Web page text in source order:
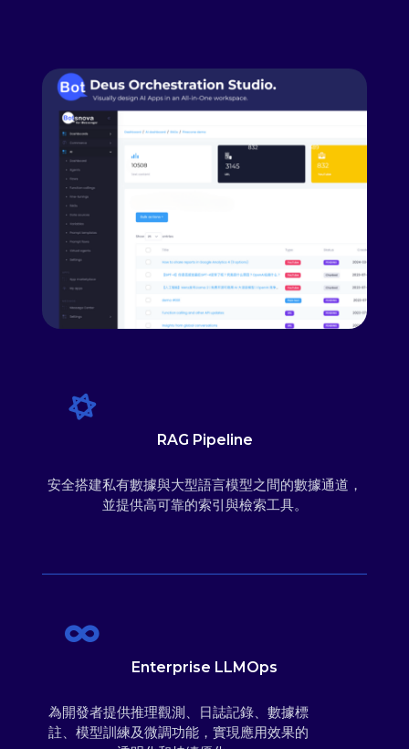
RAG Pipeline
安全搭建私有數據與大型語言模型之間的數據通道，
並提供高可靠的索引與檢索工具。
Enterprise LLMOps
為開發者提供推理觀測、日誌記錄、數據標
註、模型訓練及微調功能，實現應用效果的